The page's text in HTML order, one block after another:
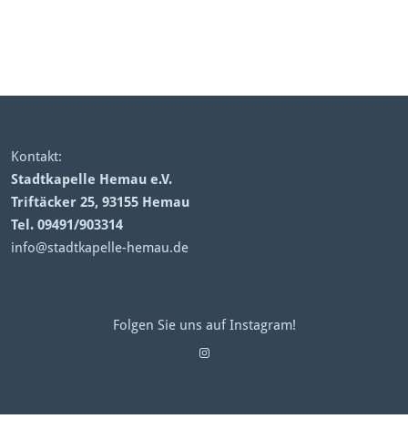
Kontakt:
Stadtkapelle Hemau e.V.
Triftäcker 25, 93155 Hemau
Tel. 09491/903314
info@stadtkapelle-hemau.de
Folgen Sie uns auf Instagram!
Instagram